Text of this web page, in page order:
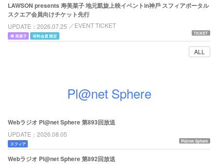
LAWSON presents 寿美菜⼦ 地元凱旋上映イベントin神⼾ スフィアポータル
スクエア会員向けチケット先行
UPDATE 2026.07.25 EVENT TICKET
TICKET
寿 美菜子 有料会員 限定
ALL
Pl@net Sphere
Webラジオ Pl@net Sphere 第893回放送
UPDATE 2026.08.05
Pl@net Sphere
スフィア
Webラジオ Pl@net Sphere 第892回放送